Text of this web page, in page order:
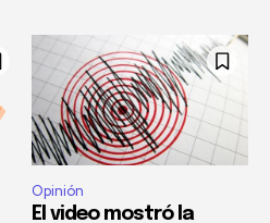
Opinión
El video mostró la